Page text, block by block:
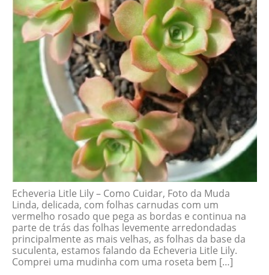
Echeveria Litle Lily – Como Cuidar, Foto da Muda
Linda, delicada, com folhas carnudas com um
vermelho rosado que pega as bordas e continua na
parte de trás das folhas levemente arredondadas
principalmente as mais velhas, as folhas da base da
suculenta, estamos falando da Echeveria Litle Lily.
Comprei uma mudinha com uma roseta bem […]